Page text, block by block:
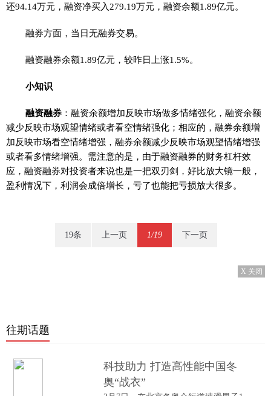
还94.14万元，融资净买入279.19万元，融资余额1.89亿元。
融券方面，当日无融券交易。
融资融券余额1.89亿元，较昨日上涨1.5%。
小知识
融资融券 ：融资余额增加反映市场做多情绪强化，融资余额
减少反映市场观望情绪或者看空情绪强化；相应的，融券余额增
加反映市场看空情绪增强，融券余额减少反映市场观望情绪增强
或者看多情绪增强。需注意的是，由于融资融券的财务杠杆效
应，融资融券对投资者来说也是一把双刃剑，好比放大镜一般，
盈利情况下，利润会成倍增长，亏了也能把亏损放大很多。
19条 上一页 1/19 下一页
X 关闭
往期话题
科技助力 打造高性能中国冬
奥“战衣”